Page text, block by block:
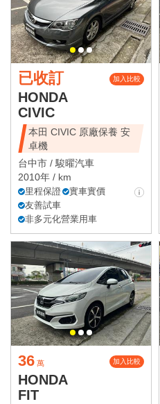
已收訂 加入比較
HONDA
CIVIC
本田 CIVIC 原廠保養 安
卓機
台中市 /駿曜汽車
2010年 / km
里程保證
實車實價
友善試車
非多元化營業用車
36 萬 加入比較
HONDA
FIT